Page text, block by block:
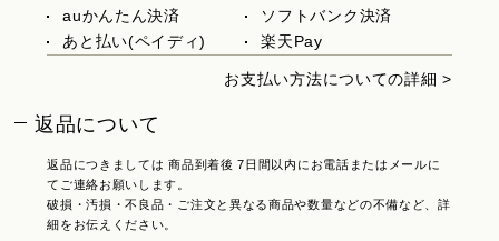
auかんたん決済
ソフトバンク決済
あと払い(ペイディ)
楽天Pay
お支払い方法についての詳細 >
返品について
返品につきましては 商品到着後 7日間以内にお電話またはメールに
てご連絡お願いします。
破損・汚損・不良品・ご注文と異なる商品や数量などの不備など、詳
細をお伝えください。